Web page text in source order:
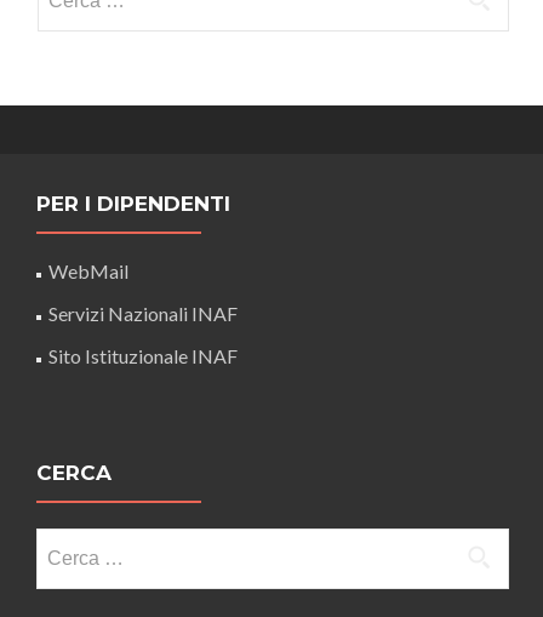
per:
PER I DIPENDENTI
WebMail
Servizi Nazionali INAF
Sito Istituzionale INAF
CERCA
per: